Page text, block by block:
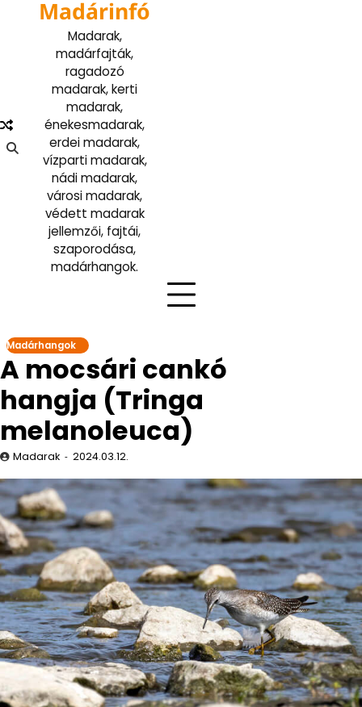
Madárinfó
Madarak,
madárfajták,
ragadozó
madarak, kerti
madarak,
énekesmadarak,
erdei madarak,
vízparti madarak,
nádi madarak,
városi madarak,
védett madarak
jellemzői, fajtái,
szaporodása,
madárhangok.
Madárhangok
A mocsári cankó
hangja (Tringa
melanoleuca)
Madarak 2024.03.12.